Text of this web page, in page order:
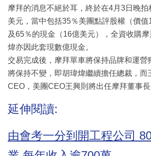
摩拜的消息不絕於耳，終於在4月3日晚
美元，當中包括35％美團點評股權（價值
及65％的現金（16億美元），全資收購
煒亦因此套現數億現金。
交易完成後，摩拜單車將保持品牌和運營
將保持不變，即胡瑋煒繼續擔任總裁，而
CEO，美團CEO王興則將出任摩拜董事長
延伸閱讀:
由會考一分到開工程公司